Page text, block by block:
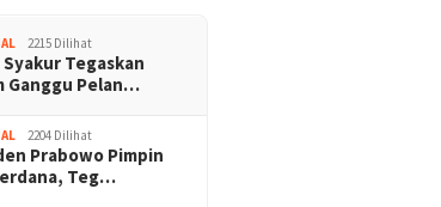
2215 Dilihat
Syakur Tegaskan
Ganggu Pelan…
2204 Dilihat
Prabowo Pimpin
Teg…